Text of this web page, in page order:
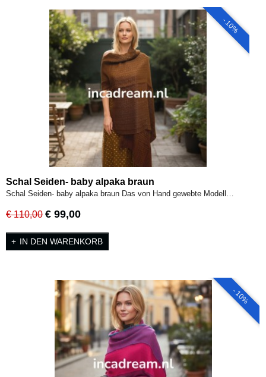
- 10%
Schal Seiden- baby alpaka braun
Schal Seiden- baby alpaka braun Das von Hand gewebte Modell…
€ 110,00 € 99,00
IN DEN WARENKORB
- 10%